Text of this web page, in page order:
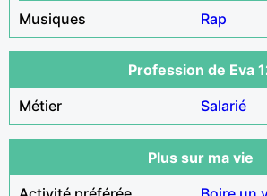
Musiques
Rap
Profession de Eva
Métier
Salarié
Plus sur ma vie